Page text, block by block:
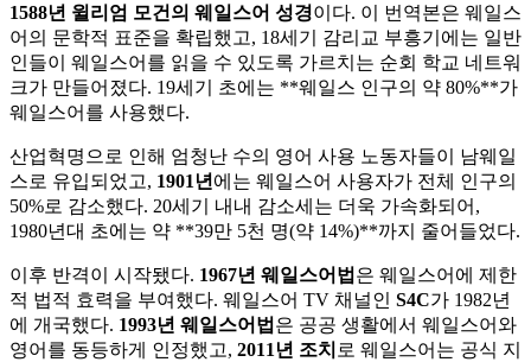
1588년 윌리엄 모건의 웨일스어 성경이다. 이 번역본은 웨일스
어의 문학적 표준을 확립했고, 18세기 감리교 부흥기에는 일반
인들이 웨일스어를 읽을 수 있도록 가르치는 순회 학교 네트워
크가 만들어졌다. 19세기 초에는 **웨일스 인구의 약 80%**가
웨일스어를 사용했다.
산업혁명으로 인해 엄청난 수의 영어 사용 노동자들이 남웨일
스로 유입되었고, 1901년 에는 웨일스어 사용자가 전체 인구의
50%로 감소했다. 20세기 내내 감소세는 더욱 가속화되어,
1980년대 초에는 약 **39만 5천 명(약 14%)**까지 줄어들었다.
이후 반격이 시작됐다. 1967년 웨일스어법 은 웨일스어에 제한
적 법적 효력을 부여했다. 웨일스어 TV 채널인 S4C가 1982년
에 개국했다. 1993년 웨일스어법 은 공공 생활에서 웨일스어와
영어를 동등하게 인정했고, 2011년 조치 로 웨일스어는 공식 지